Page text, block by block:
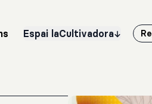
Espai laCultivadora